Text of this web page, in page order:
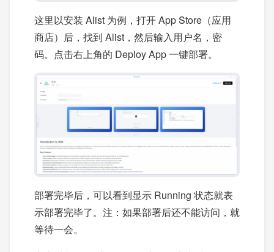
这里以安装 Alist 为例，打开 App Store（应用
商店）后，找到 Alist，然后输入用户名，密
码。点击右上角的 Deploy App 一键部署。
部署完毕后，可以看到显示 Running 状态就表
示部署完毕了。注：如果部署后还不能访问，就
等待一会。